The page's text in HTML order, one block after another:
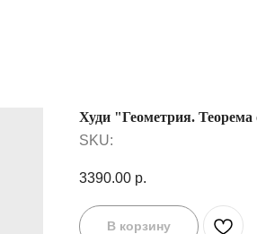
Худи "Геометрия. Теорема
SKU:
3390.00 р.
В корзину